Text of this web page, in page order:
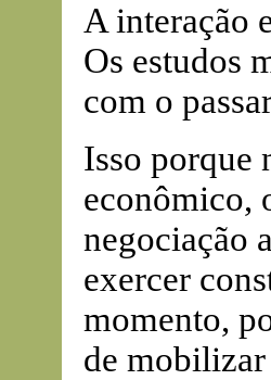
A interação
Os estudos
com o
Isso porque
econômico,
negociação
exercer
momento,
de